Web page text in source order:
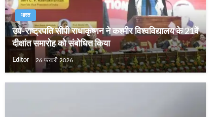
भारत
उप-राष्ट्रपति सीपी राधाकृष्णन ने कश्मीर विश्वविद्यालय के 21वें
दीक्षांत समारोह को संबोधित किया
Editor 26 फ़रवरी 2026